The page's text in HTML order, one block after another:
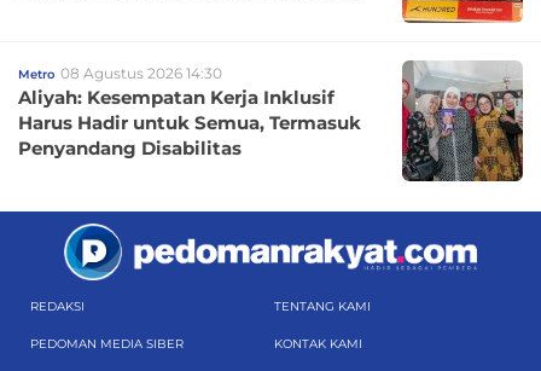
Metro 08 Agustus 2026 14:30
Aliyah: Kesempatan Kerja Inklusif
Harus Hadir untuk Semua, Termasuk
Penyandang Disabilitas
REDAKSI TENTANG KAMI
PEDOMAN MEDIA SIBER KONTAK KAMI